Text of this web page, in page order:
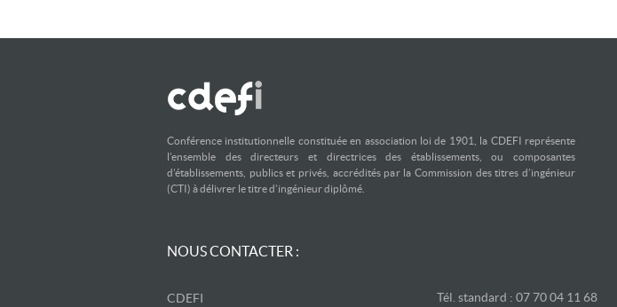
Conférence institutionnelle constituée en association loi de 1901, la CDEFI représente
l’ensemble des directeurs et directrices des établissements, ou composantes
d’établissements, publics et privés, accrédités par la Commission des titres d’ingénieur
(CTI) à délivrer le titre d’ingénieur diplômé.
NOUS CONTACTER :
CDEFI Tél. standard : 07 70 04 11 68